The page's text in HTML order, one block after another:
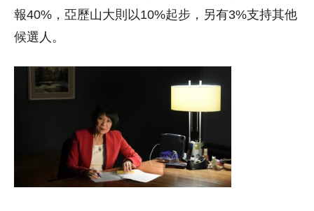
報40%，亞歷山大則以10%起步，另有3%支持其他
候選人。